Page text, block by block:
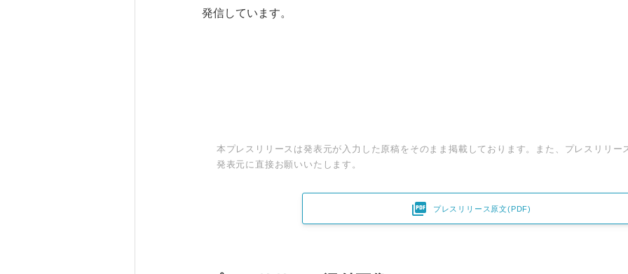
発信しています。
本プレスリリースは発表元が入力した原稿をそのまま掲載しております。また、プレスリリー
発表元に直接お願いいたします。
 プレスリリース原文(PDF)